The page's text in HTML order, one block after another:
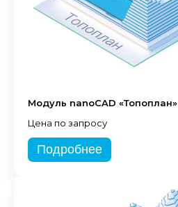
Модуль nanoCAD «Топоплан»
Цена по запросу
Подробнее